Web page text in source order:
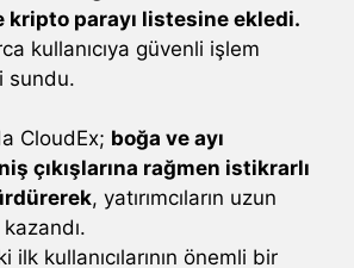
kripto parayı listesine ekledi.
kullanıcıya güvenli işlem
sundu.
CloudEx; boğa ve ayı
çıkışlarına rağmen istikrarlı
, yatırımcıların uzun
ilk kullanıcılarının önemli bir